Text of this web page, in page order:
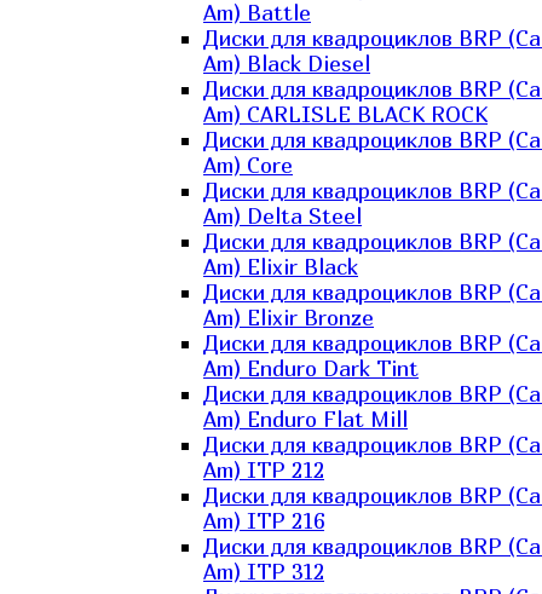
Am) Battle
Диски для квадроциклов BRP
Am) Black Diesel
Диски для квадроциклов BRP
Am) CARLISLE BLACK ROCK
Диски для квадроциклов BRP
Am) Core
Диски для квадроциклов BRP
Am) Delta Steel
Диски для квадроциклов BRP
Am) Elixir Black
Диски для квадроциклов BRP
Am) Elixir Bronze
Диски для квадроциклов BRP
Am) Enduro Dark Tint
Диски для квадроциклов BRP
Am) Enduro Flat Mill
Диски для квадроциклов BRP
Am) ITP 212
Диски для квадроциклов BRP
Am) ITP 216
Диски для квадроциклов BRP
Am) ITP 312